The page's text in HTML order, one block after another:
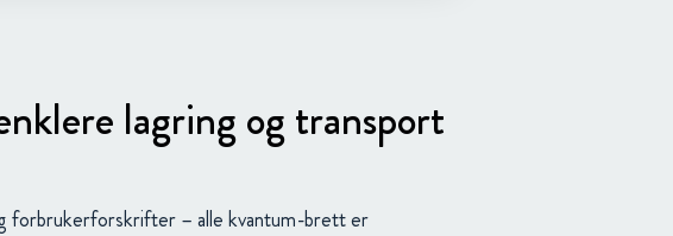
lagring og transport
forbrukerforskrifter – alle kvantum-brett er